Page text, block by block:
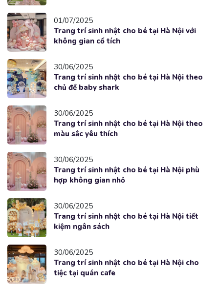
01/07/2025
Trang trí sinh nhật cho bé tại Hà Nội với
không gian cổ tích
30/06/2025
Trang trí sinh nhật cho bé tại Hà Nội theo
chủ đề baby shark
30/06/2025
Trang trí sinh nhật cho bé tại Hà Nội theo
màu sắc yêu thích
30/06/2025
Trang trí sinh nhật cho bé tại Hà Nội phù
hợp không gian nhỏ
30/06/2025
Trang trí sinh nhật cho bé tại Hà Nội tiết
kiệm ngân sách
30/06/2025
Trang trí sinh nhật cho bé tại Hà Nội cho
tiệc tại quán cafe